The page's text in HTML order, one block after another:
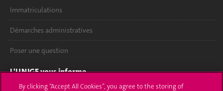
Immatriculations
Démarches administratives
Poser une question
L'UNIGE vous informe
By clicking “Accept All Cookies”, you agree to the storing of